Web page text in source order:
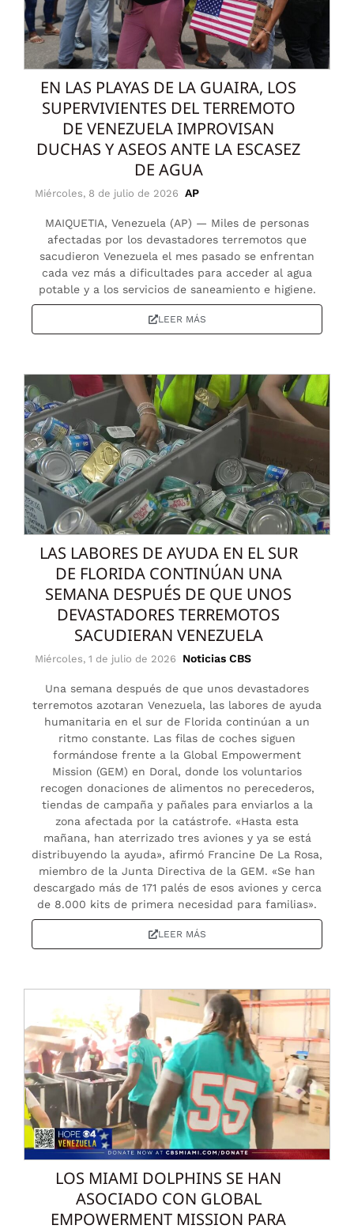
EN LAS PLAYAS DE LA GUAIRA, LOS
SUPERVIVIENTES DEL TERREMOTO
DE VENEZUELA IMPROVISAN
DUCHAS Y ASEOS ANTE LA ESCASEZ
DE AGUA
Miércoles, 8 de julio de 2026 AP
MAIQUETIA, Venezuela (AP) — Miles de personas
afectadas por los devastadores terremotos que
sacudieron Venezuela el mes pasado se enfrentan
cada vez más a dificultades para acceder al agua
potable y a los servicios de saneamiento e higiene.
LEER MÁS
LAS LABORES DE AYUDA EN EL SUR
DE FLORIDA CONTINÚAN UNA
SEMANA DESPUÉS DE QUE UNOS
DEVASTADORES TERREMOTOS
SACUDIERAN VENEZUELA
Miércoles, 1 de julio de 2026 Noticias CBS
Una semana después de que unos devastadores
terremotos azotaran Venezuela, las labores de ayuda
humanitaria en el sur de Florida continúan a un
ritmo constante. Las filas de coches siguen
formándose frente a la Global Empowerment
Mission (GEM) en Doral, donde los voluntarios
recogen donaciones de alimentos no perecederos,
tiendas de campaña y pañales para enviarlos a la
zona afectada por la catástrofe. «Hasta esta
mañana, han aterrizado tres aviones y ya se está
distribuyendo la ayuda», afirmó Francine De La Rosa,
miembro de la Junta Directiva de la GEM. «Se han
descargado más de 171 palés de esos aviones y cerca
de 8.000 kits de primera necesidad para familias».
LEER MÁS
LOS MIAMI DOLPHINS SE HAN
ASOCIADO CON GLOBAL
EMPOWERMENT MISSION PARA